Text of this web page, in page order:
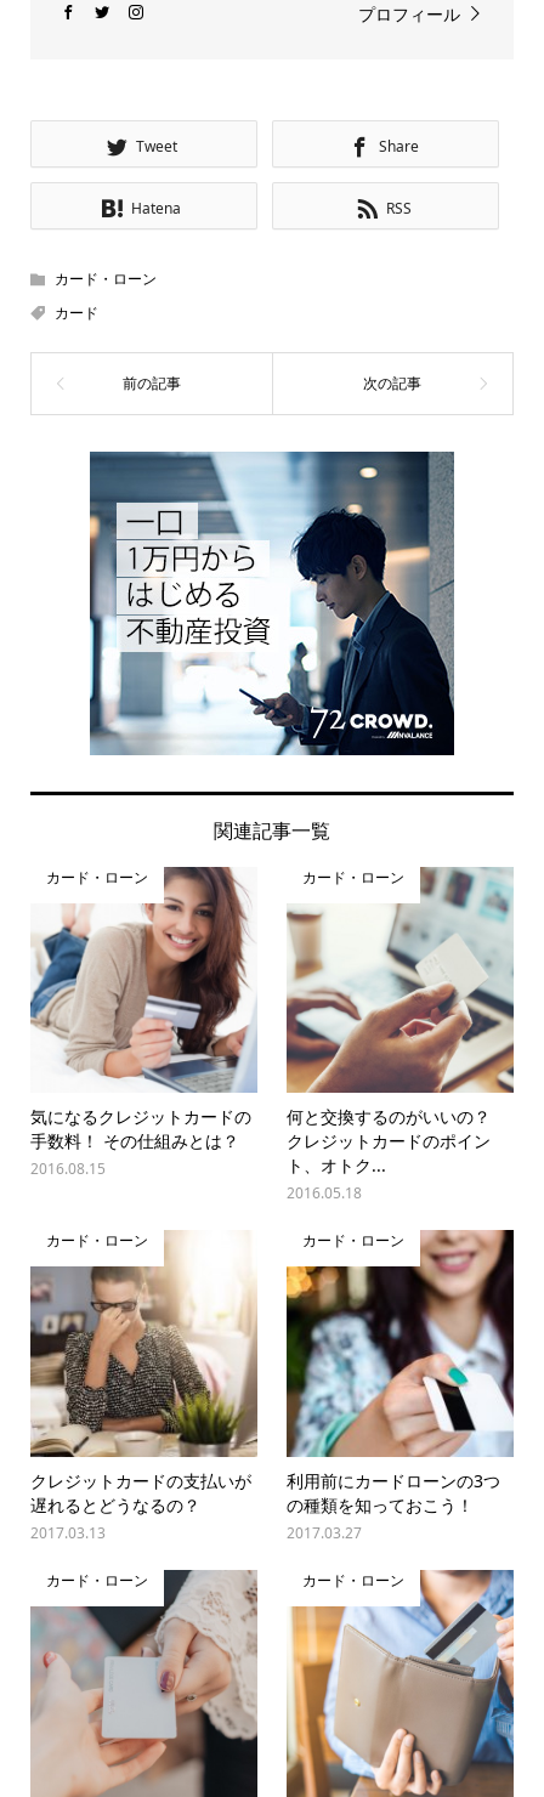
プロフィール
Tweet Share
Hatena RSS
カード・ローン
カード
関連記事一覧
カード・ローン
気になるクレジットカードの
手数料！ その仕組みとは？
2016.08.15
カード・ローン
何と交換するのがいいの？
クレジットカードのポイン
ト、オトク...
2016.05.18
カード・ローン
クレジットカードの支払いが
遅れるとどうなるの？
2017.03.13
カード・ローン
利用前にカードローンの3つ
の種類を知っておこう！
2017.03.27
カード・ローン カード・ローン